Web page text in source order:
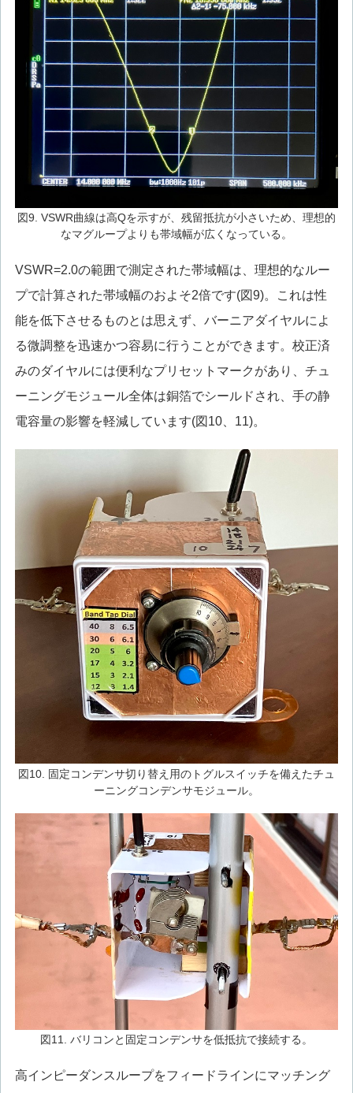
図9. VSWR曲線は高Qを示すが、残留抵抗が小さいため、理想的
なマグループよりも帯域幅が広くなっている。
VSWR=2.0の範囲で測定された帯域幅は、理想的なルー
プで計算された帯域幅のおよそ2倍です(図9)。これは性
能を低下させるものとは思えず、バーニアダイヤルによ
る微調整を迅速かつ容易に行うことができます。校正済
みのダイヤルには便利なプリセットマークがあり、チュ
ーニングモジュール全体は銅箔でシールドされ、手の静
電容量の影響を軽減しています(図10、11)。
図10. 固定コンデンサ切り替え用のトグルスイッチを備えたチュ
ーニングコンデンサモジュール。
図11. バリコンと固定コンデンサを低抵抗で接続する。
高インピーダンスループをフィードラインにマッチング